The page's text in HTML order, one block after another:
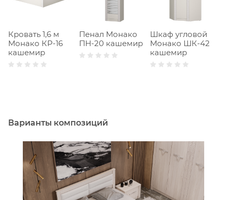
Кровать 1,6 м
Монако КР-16
кашемир
Пенал Монако
ПН-20 кашемир
Шкаф угловой
Монако ШК-42
кашемир
Варианты композиций